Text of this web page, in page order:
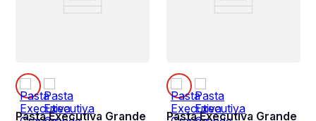
Pasta Executiva Grande Pasta Executiva Grande